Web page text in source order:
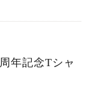
年記念Tシャ